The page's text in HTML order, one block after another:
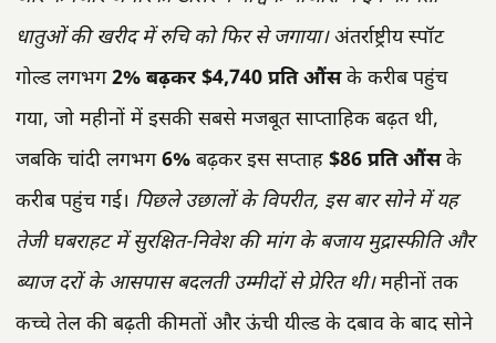
धातुओं की खरीद में रुचि को फिर से जगाया।अंतर्राष्ट्रीय स्पॉट
गोल्ड लगभग2% बढ़कर $4,740 प्रति औंसके करीब पहुंच
गया, जो महीनों में इसकी सबसे मजबूत साप्ताहिक बढ़त थी,
जबकि चांदी लगभग6% बढ़कर इस सप्ताह $86 प्रति औंसके
करीब पहुंच गई। पिछले उछालों के विपरीत, इस बार सोने में यह
तेजी घबराहट में सुरक्षित-निवेश की मांग के बजाय मुद्रास्फीति और
ब्याज दरों के आसपास बदलती उम्मीदों से प्रेरित थी।महीनों तक
कच्चे तेल की बढ़ती कीमतों और ऊंची यील्ड के दबाव के बाद सोने